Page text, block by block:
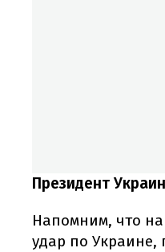
Президент
Напомним, что
удар по Украине,